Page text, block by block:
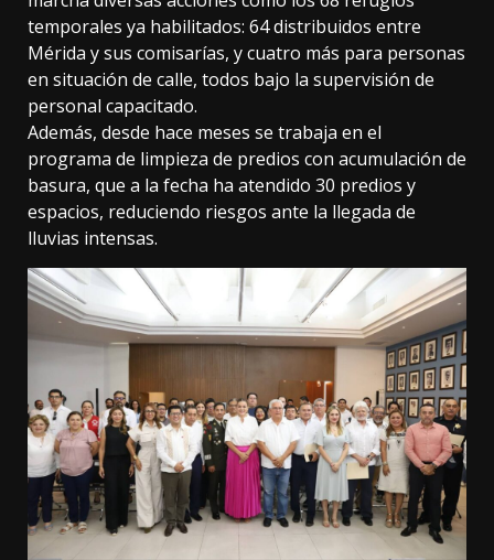
temporales ya habilitados: 64 distribuidos entre
Mérida y sus comisarías, y cuatro más para personas
en situación de calle, todos bajo la supervisión de
personal capacitado.
Además, desde hace meses se trabaja en el
programa de limpieza de predios con acumulación de
basura, que a la fecha ha atendido 30 predios y
espacios, reduciendo riesgos ante la llegada de
lluvias intensas.